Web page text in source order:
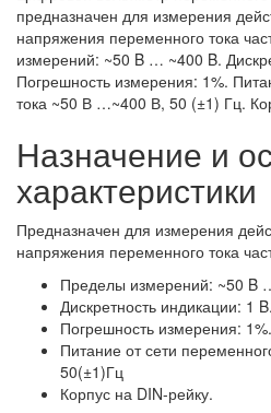
предназначен для измерения
напряжения переменного тока
измерений: ~50 B … ~400 B.
Погрешность измерения: 1%.
тока ~50 В …~400 В, 50 (±1) Гц.
Назначение и
характеристики
Предназначен для измерения
напряжения переменного тока
Пределы измерений: ~50 B
Дискретность индикации: 1 B.
Погрешность измерения: 1%.
Питание от сети
50(±1)Гц
Корпус на DIN-рейку.